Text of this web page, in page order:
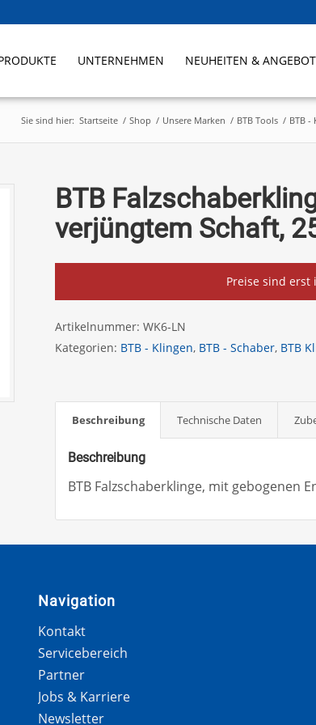
UNTERNEHMEN NEUHEITEN &
Sie sind hier: Startseite / Shop / Unsere Marken / BTB Tools / BTB -
BTB
verjüngtem Schaft,
Preise sind erst
Artikelnummer:WK6-LN
Kategorien: BTB - Klingen, BTB - Schaber, BTB
Beschreibung Technische Daten
Beschreibung
BTB Falzschaberklinge, mit gebogenen
Navigation
Kontakt
Servicebereich
Partner
Jobs & Karriere
Newsletter